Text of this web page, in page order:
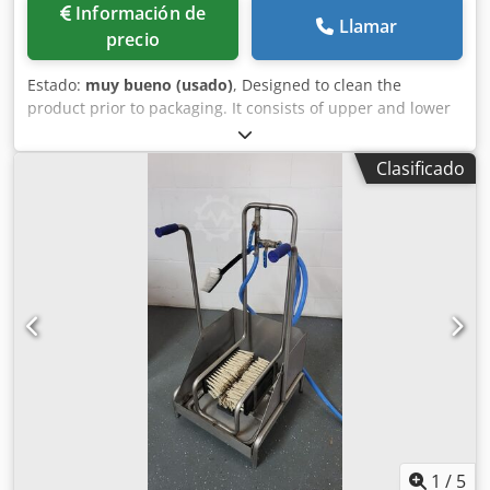
Información de
precio
Llamar
Estado: muy bueno (usado), Designed to clean the
product prior to packaging. It consists of upper and lower
rotating rollers. Products: shellfish, etc. Dkodozrglbspfx
Abqsr
Clasificado
1 / 5